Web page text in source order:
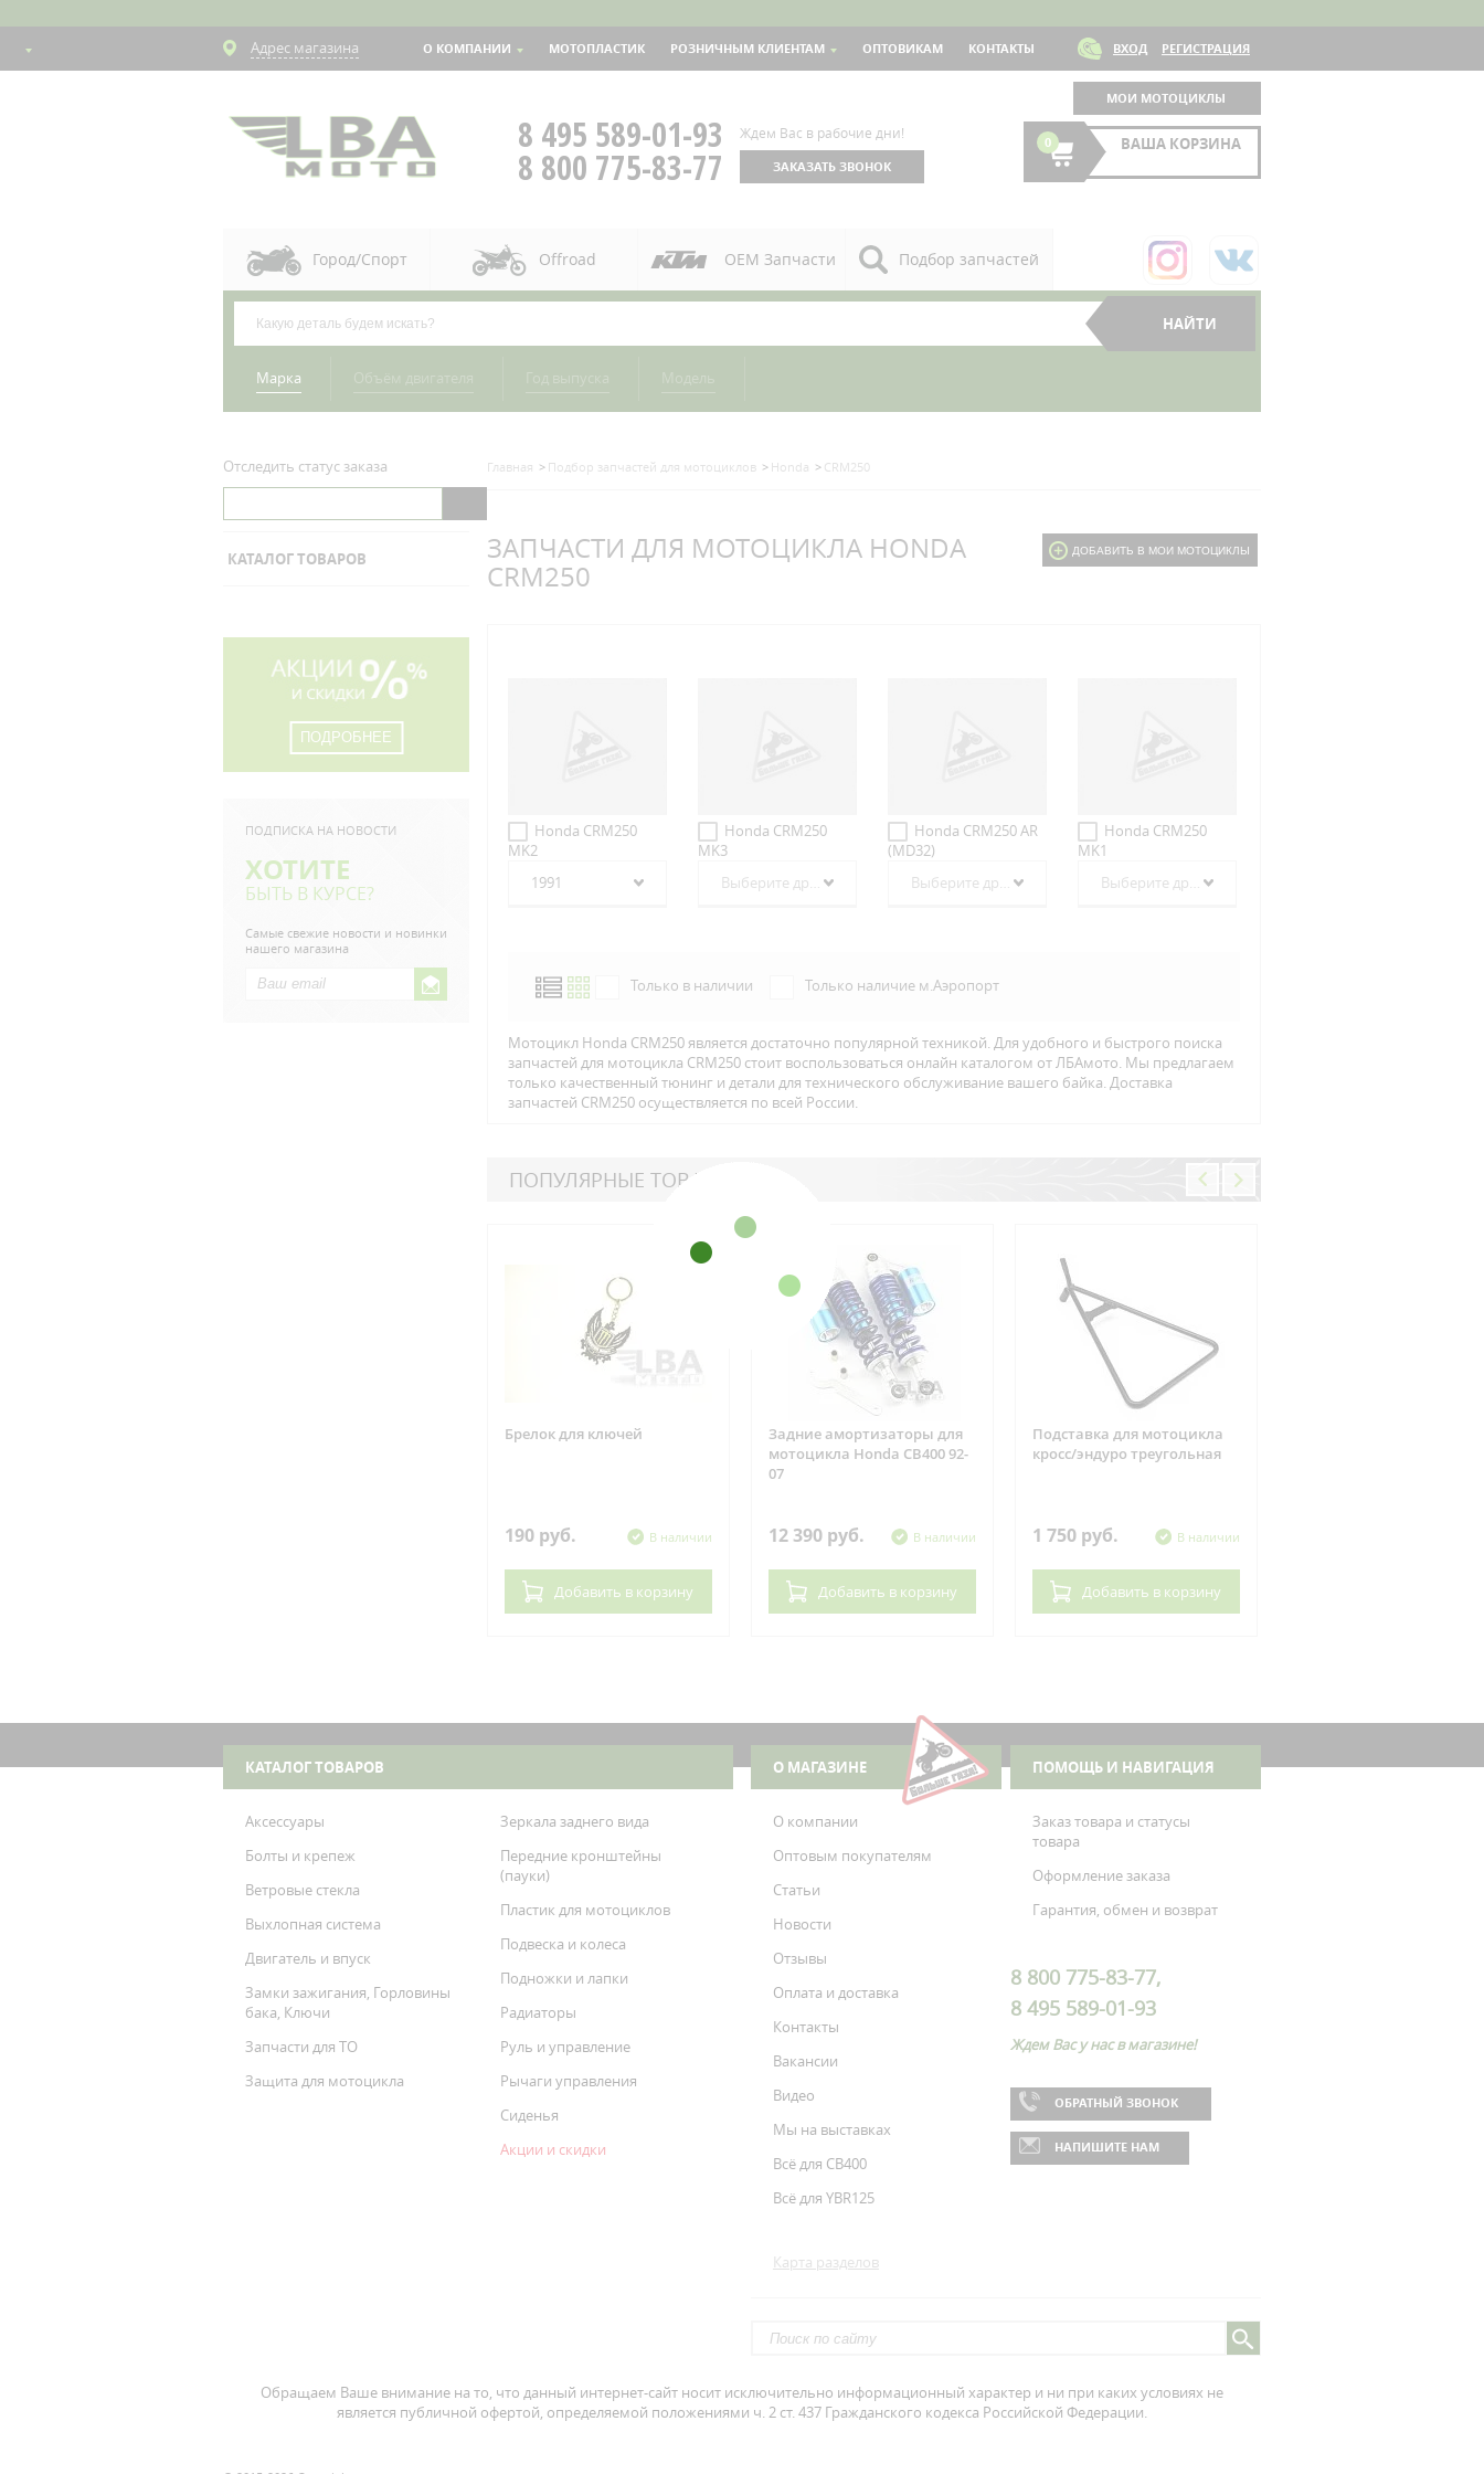
Адрес магазина О КОМПАНИИ МОТОПЛАСТИК РОЗНИЧНЫМ КЛИЕНТАМ ОПТОВИКАМ КОНТАКТЫ ВХОД РЕГИСТРАЦИЯ
МОИ МОТОЦИКЛЫ
8 495 589-01-93
8 800 775-83-77
Ждем Вас в рабочие дни!
ЗАКАЗАТЬ ЗВОНОК
0 ВАША КОРЗИНА
Город/Спорт Offroad OEM Запчасти Подбор запчастей
Марка
Отследить статус заказа
КАТАЛОГ ТОВАРОВ
ПОДРОБНЕЕ
ПОДПИСКА НА НОВОСТИ
ХОТИТЕ
БЫТЬ В КУРСЕ?
Самые свежие новости и новинки
нашего магазина
Главная Подбор запчастей для мотоциклов Honda CRM250
ЗАПЧАСТИ ДЛЯ МОТОЦИКЛА HONDA
CRM250
ДОБАВИТЬ В МОИ МОТОЦИКЛЫ
Honda CRM250
MK2
1991
Honda CRM250
MK3
Выберите другой год
Honda CRM250 AR
(MD32)
Выберите другой год
Honda CRM250
MK1
Выберите другой год
Только в наличии Только наличие м.Аэропорт
Мотоцикл Honda CRM250 является достаточно популярной техникой. Для удобного и быстрого поиска
запчастей для мотоцикла CRM250 стоит воспользоваться онлайн каталогом от ЛБАмото. Мы предлагаем
только качественный тюнинг и детали для технического обслуживание вашего байка. Доставка
запчастей CRM250 осуществляется по всей Росcии.
ПОПУЛЯРНЫЕ ТОВАРЫ
Брелок для ключей
190 руб. В наличии
Добавить в корзину
Задние амортизаторы для
мотоцикла Honda CB400 92-
07
12 390 руб. В наличии
Добавить в корзину
Подставка для мотоцикла
кросс/эндуро треугольная
1 750 руб. В наличии
Добавить в корзину
КАТАЛОГ ТОВАРОВ
Аксессуары
Болты и крепеж
Ветровые стекла
Выхлопная система
Двигатель и впуск
Замки зажигания, Горловины
бака, Ключи
Запчасти для ТО
Защита для мотоцикла
Зеркала заднего вида
Передние кронштейны
(пауки)
Пластик для мотоциклов
Подвеска и колеса
Подножки и лапки
Радиаторы
Руль и управление
Рычаги управления
Сиденья
Акции и скидки
О МАГАЗИНЕ
О компании
Оптовым покупателям
Статьи
Новости
Отзывы
Оплата и доставка
Контакты
Вакансии
Видео
Мы на выставках
Всё для CB400
Всё для YBR125
Карта разделов
ПОМОЩЬ И НАВИГАЦИЯ
Заказ товара и статусы
товара
Оформление заказа
Гарантия, обмен и возврат
8 800 775-83-77,
8 495 589-01-93
Ждем Вас у нас в магазине!
ОБРАТНЫЙ ЗВОНОК
НАПИШИТЕ НАМ
Обращаем Ваше внимание на то, что данный интернет-сайт носит исключительно информационный характер и ни при каких условиях не
является публичной офертой, определяемой положениями ч. 2 ст. 437 Гражданского кодекса Российской Федерации.